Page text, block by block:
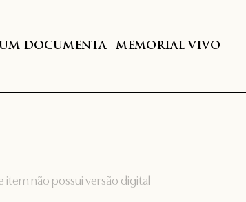
DOCUMENTA MEMORIAL VIVO
item não possui versão digital